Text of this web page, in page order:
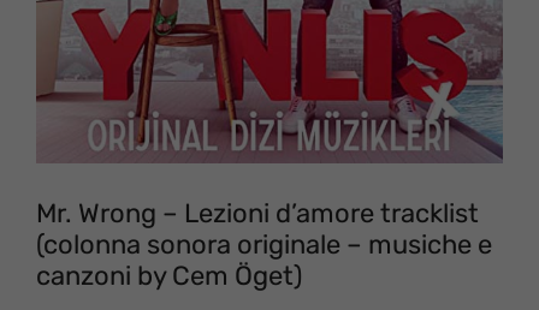
Mr. Wrong – Lezioni d’amore tracklist
(colonna sonora originale – musiche e
canzoni by Cem Öget)